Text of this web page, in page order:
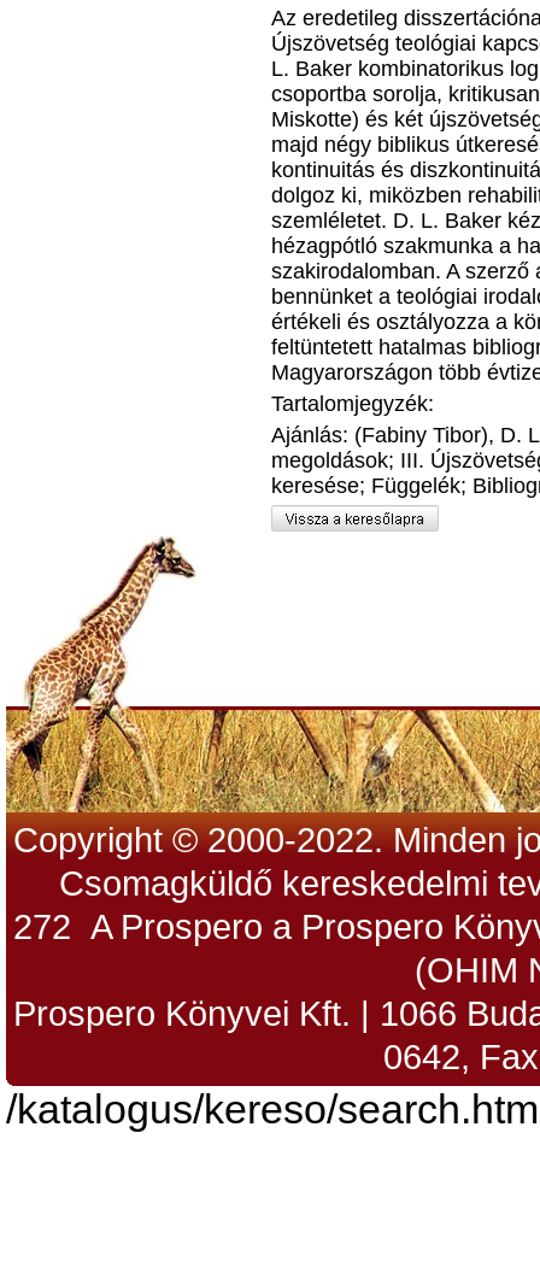
Az eredetileg
Újszövetség teológiai
L. Baker kombinatorikus
csoportba sorolja,
Miskotte) és két
majd négy biblikus
kontinuitás és
dolgoz ki, miközben
szemléletet. D. L. Baker
hézagpótló szakmunka a
szakirodalomban. A
bennünket a teológiai
értékeli és osztályozza a
feltüntetett hatalmas
Magyarországon több
Tartalomjegyzék:
Ajánlás: (Fabiny Tibor), D.
megoldások; III.
keresése; Függelék;
Copyright © 2000-2022. Minden
Csomagküldő kereskedelmi
272 A Prospero a Prospero
(OHIM
Prospero Könyvei Kft. | 1066
0642,
/katalogus/kereso/